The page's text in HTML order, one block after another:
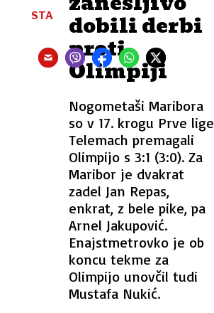
dobili derbi
proti
Olimpiji
Nogometaši Maribora
so v 17. krogu Prve lige
Telemach premagali
Olimpijo s 3:1 (3:0). Za
Maribor je dvakrat
zadel Jan Repas,
enkrat, z bele pike, pa
Arnel Jakupović.
Enajstmetrovko je ob
koncu tekme za
Olimpijo unovčil tudi
Mustafa Nukić.
STA